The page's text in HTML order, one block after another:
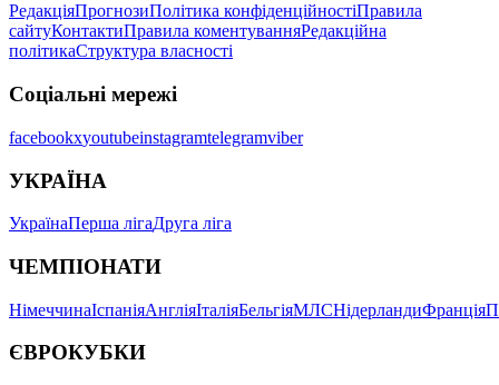
РедакціяПрогнозиПолітика конфіденційностіПравила
сайтуКонтактиПравила коментуванняРедакційна
політикаСтруктура власності
Соціальні мережі
facebookxyoutubeinstagramtelegramviber
УКРАЇНА
УкраїнаПерша лігаДруга ліга
ЧЕМПІОНАТИ
НімеччинаІспаніяАнгліяІталіяБельгіяМЛСНідерландиФранція
ЄВРОКУБКИ